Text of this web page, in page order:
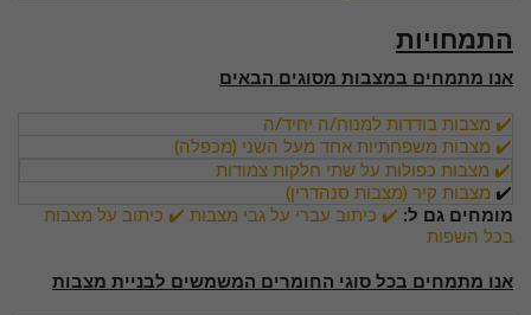
התמחויות
אנו מתמחים במצבות מסוגים הבאים
✔️ מצבות בודדות למנוח/ה יחיד/ה
✔️ מצבות משפחתיות אחד מעל השני (מכפלה)
✔️ מצבות כפולות על שתי חלקות צמודות
✔️ מצבות קיר (מצבות סנהדרין)
מומחים גם ל: ✔️ כיתוב עברי על גבי מצבות ✔️ כיתוב על מצבות
בכל השפות
אנו מתמחים בכל סוגי החומרים המשמשים לבניית מצבות